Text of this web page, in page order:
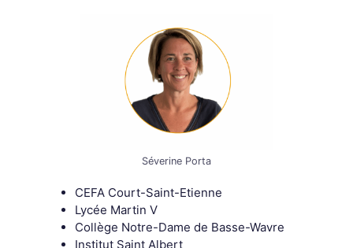
Séverine Porta
CEFA Court-Saint-Etienne
Lycée Martin V
Collège Notre-Dame de Basse-Wavre
Institut Saint Albert